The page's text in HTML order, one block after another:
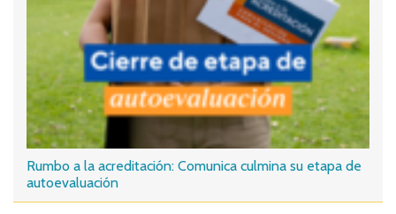
Rumbo a la acreditación: Comunica culmina su etapa de
autoevaluación